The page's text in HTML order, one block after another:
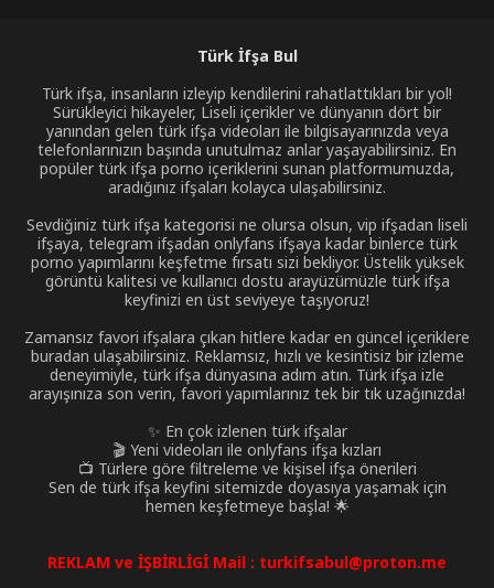
Türk İfşa Bul
Türk ifşa, insanların izleyip kendilerini rahatlattıkları bir yol!
Sürükleyici hikayeler, Liseli içerikler ve dünyanın dört bir
yanından gelen türk ifşa videoları ile bilgisayarınızda veya
telefonlarınızın başında unutulmaz anlar yaşayabilirsiniz. En
popüler türk ifşa porno içeriklerini sunan platformumuzda,
aradığınız ifşaları kolayca ulaşabilirsiniz.
Sevdiğiniz türk ifşa kategorisi ne olursa olsun, vip ifşadan liseli
ifşaya, telegram ifşadan onlyfans ifşaya kadar binlerce türk
porno yapımlarını keşfetme fırsatı sizi bekliyor. Üstelik yüksek
görüntü kalitesi ve kullanıcı dostu arayüzümüzle türk ifşa
keyfinizi en üst seviyeye taşıyoruz!
Zamansız favori ifşalara çıkan hitlere kadar en güncel içeriklere
buradan ulaşabilirsiniz. Reklamsız, hızlı ve kesintisiz bir izleme
deneyimiyle, türk ifşa dünyasına adım atın. Türk ifşa izle
arayışınıza son verin, favori yapımlarınız tek bir tık uzağınızda!
✨ En çok izlenen türk ifşalar
🎬 Yeni videoları ile onlyfans ifşa kızları
📺 Türlere göre filtreleme ve kişisel ifşa önerileri
Sen de türk ifşa keyfini sitemizde doyasıya yaşamak için
hemen keşfetmeye başla! 🌟
REKLAM ve İŞBİRLİGİ Mail : turkifsabul@proton.me